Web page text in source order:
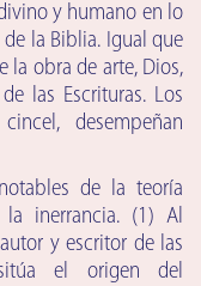
y humano en lo
la Biblia. Igual que
la obra de arte, Dios,
las Escrituras. Los
desempeñan
de la teoría
inerrancia. (1) Al
y escritor de las
el origen del